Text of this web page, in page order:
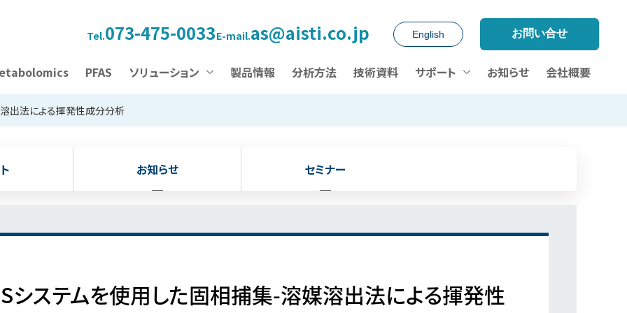
Tel.073-475-0033E-mail.as@aisti.co.jp English お問い合せ
PFAS ソリューション 製品情報 分析方法 技術資料 サポート お知らせ 会社概要
出法による揮発性成分分析
お知らせ セミナー
システムを使用した固相捕集-溶媒溶出法による揮発性